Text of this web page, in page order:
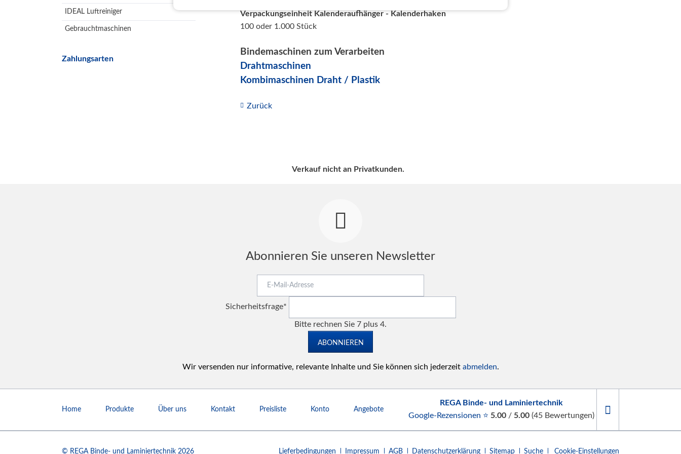
Verpackungseinheit Kalenderaufhänger - Kalenderhaken
100 oder 1.000 Stück
Bindemaschinen zum Verarbeiten
Drahtmaschinen
Kombimaschinen Draht / Plastik
Zurück
IDEAL Luftreiniger
Gebrauchtmaschinen
Zahlungsarten
Verkauf nicht an Privatkunden.
Abonnieren Sie unseren Newsletter
Adresse
Pflichtfeld
Sicherheitsfrage*
Bitte rechnen Sie 7 plus 4.
ABONNIEREN
Wir versenden nur informative, relevante Inhalte und Sie können sich jederzeit abmelden.
überspringen
Home Produkte Über uns Kontakt Preisliste Konto Angebote
REGA Binde- und Laminiertechnik
Google-Rezensionen ⭐ 5.00/ 5.00(45Bewertungen)
© REGA Binde- und Laminiertechnik 2026 Navigation
Lieferbedingungen Impressum AGB Datenschutzerklärung Sitemap Suche Cookie-Einstellungen